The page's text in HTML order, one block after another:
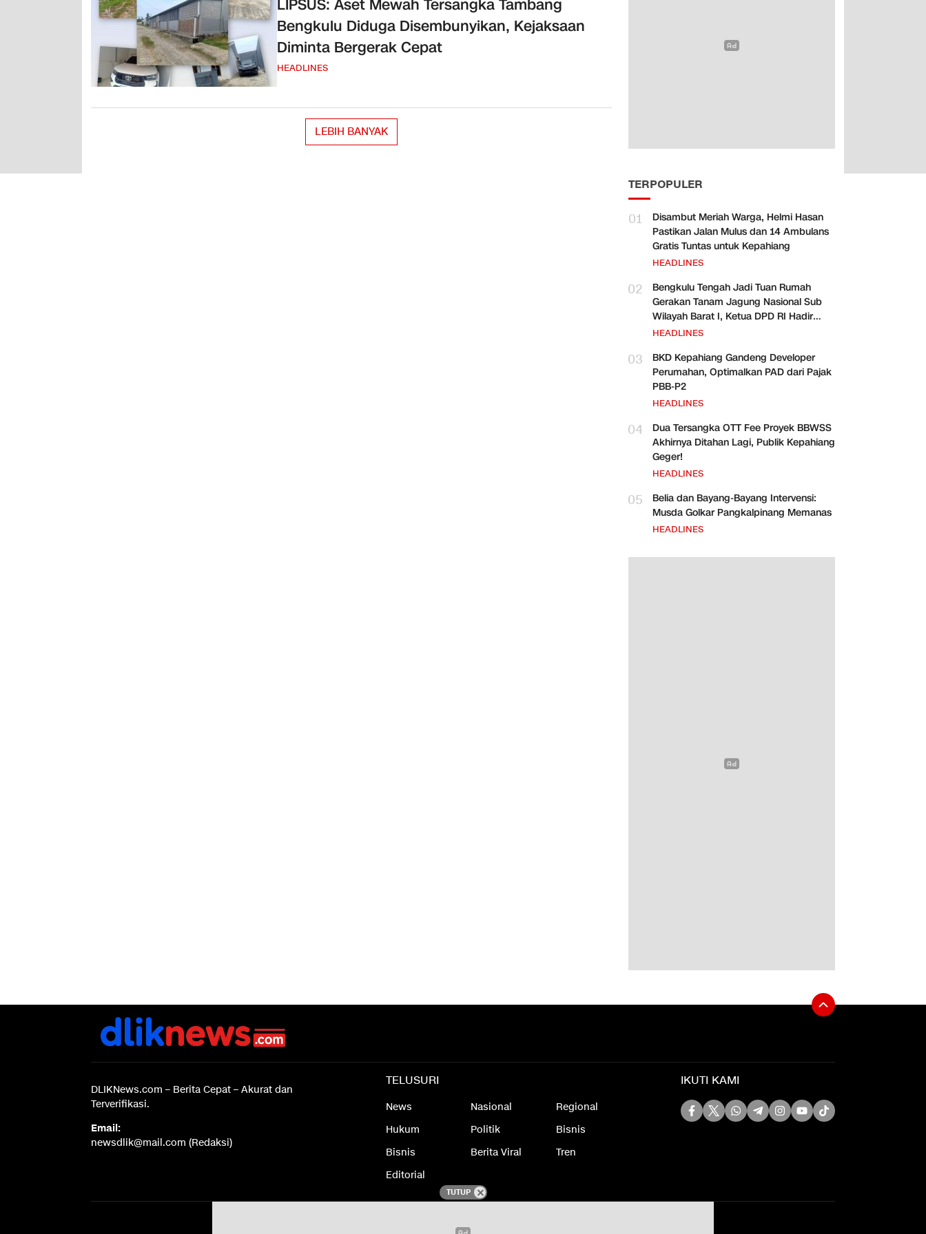
LIPSUS: Aset Mewah Tersangka Tambang
Bengkulu Diduga Disembunyikan, Kejaksaan
Diminta Bergerak Cepat
HEADLINES
LEBIH BANYAK
TERPOPULER
01
Disambut Meriah Warga, Helmi Hasan
Pastikan Jalan Mulus dan 14 Ambulans
Gratis Tuntas untuk Kepahiang
HEADLINES
02
Bengkulu Tengah Jadi Tuan Rumah
Gerakan Tanam Jagung Nasional Sub
Wilayah Barat I, Ketua DPD RI Hadir
Bersama Para Pejabat Pusat
HEADLINES
03
BKD Kepahiang Gandeng Developer
Perumahan, Optimalkan PAD dari Pajak
PBB-P2
HEADLINES
04
Dua Tersangka OTT Fee Proyek BBWSS
Akhirnya Ditahan Lagi, Publik Kepahiang
Geger!
HEADLINES
05
Belia dan Bayang-Bayang Intervensi:
Musda Golkar Pangkalpinang Memanas
HEADLINES
DLIKNews.com – Berita Cepat – Akurat dan
Terverifikasi.
Email:
newsdlik@mail.com (Redaksi)
TELUSURI
News Nasional
Regional
Hukum
Politik
Bisnis
Bisnis
Berita Viral
Tren
Editorial
IKUTI KAMI
TUTUP